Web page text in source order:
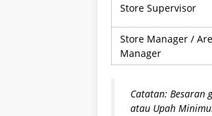
Store Supervisor
Store Manager /
Manager
Catatan: Besaran
atau Upah